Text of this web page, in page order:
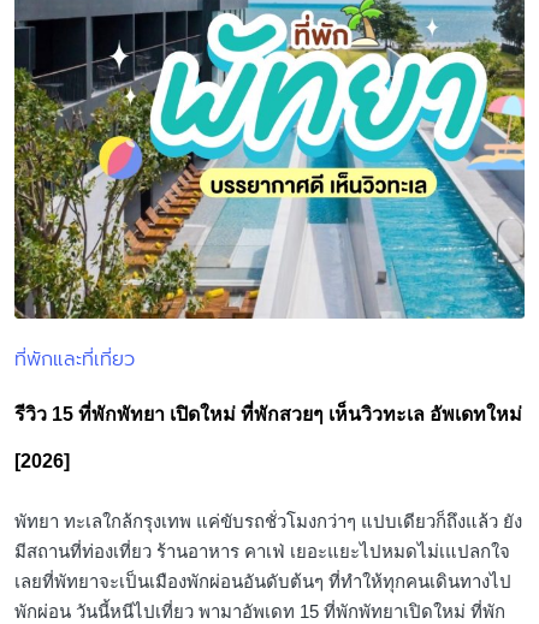
Posted
ที่พักและที่เที่ยว
รีวิว 15 ที่พักพัทยา เปิดใหม่ ที่พักสวยๆ เห็นวิวทะเล อัพเดทใหม่
[2026]
พัทยา ทะเลใกล้กรุงเทพ แค่ขับรถชั่วโมงกว่าๆ แปบเดียวก็ถึงแล้ว ยัง
มีสถานที่ท่องเที่ยว ร้านอาหาร คาเฟ่ เยอะแยะไปหมดไม่เแปลกใจ
เลยที่พัทยาจะเป็นเมืองพักผ่อนอันดับต้นๆ ที่ทำให้ทุกคนเดินทางไป
พักผ่อน วันนี้หนีไปเที่ยว พามาอัพเดท 15 ที่พักพัทยาเปิดใหม่ ที่พัก